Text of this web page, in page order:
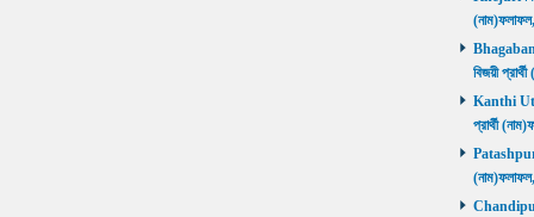
বিজয়ী
Kanthi
প্রার্থী
Patashpur
Chandipur